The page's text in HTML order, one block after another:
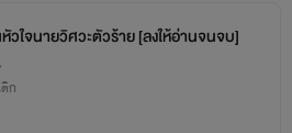
ช้นามปากกา หนิงหลิน
วใจนายวิศวะตัวร้าย [ลงให้อ่านจนจบ]
ก